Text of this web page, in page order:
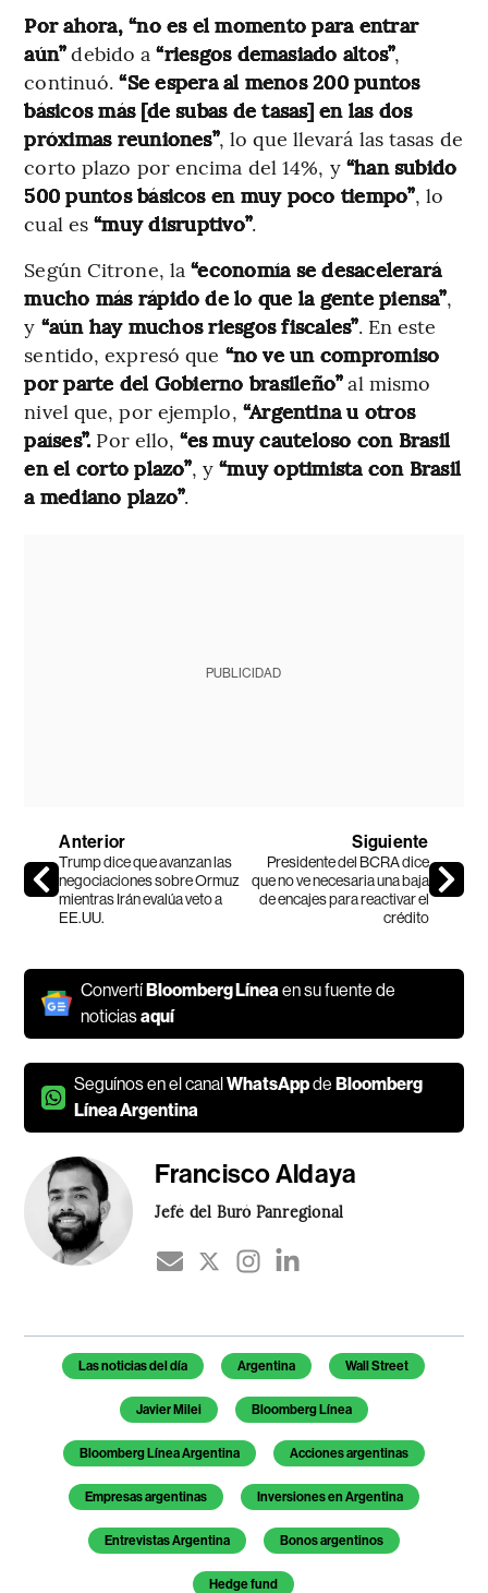
Por ahora, “no es el momento para entrar
aún”debido a“riesgos demasiado altos”,
continuó.“Se espera al menos 200 puntos
básicos más [de subas de tasas] en las dos
próximas reuniones”, lo que llevará las tasas de
corto plazo por encima del 14%, y “han subido
500 puntos básicos en muy poco tiempo”, lo
cual es“muy disruptivo”.
Según Citrone, la“economía se desacelerará
mucho más rápido de lo que la gente piensa”,
y “aún hay muchos riesgos fiscales”. En este
sentido, expresó que “no ve un compromiso
por parte del Gobierno brasileño”al mismo
nivel que, por ejemplo, “Argentina u otros
países”. Por ello,“es muy cauteloso con Brasil
en el corto plazo”, y“muy optimista con Brasil
a mediano plazo”.
PUBLICIDAD
Anterior
Trump dice que avanzan las
negociaciones sobre Ormuz
mientras Irán evalúa veto a
EE.UU.
Siguiente
Presidente del BCRA dice
que no ve necesaria una baja
de encajes para reactivar el
crédito
ConvertíBloomberg Líneaen su fuente de
noticiasaquí
Seguínos en el canalWhatsAppdeBloomberg
Línea Argentina
Francisco Aldaya
Jefé del Buró Panregional
Temas de este artículo
Las noticias del día Argentina Wall Street
Javier Milei Bloomberg Línea
Bloomberg Línea Argentina Acciones argentinas
Empresas argentinas Inversiones en Argentina
Entrevistas Argentina Bonos argentinos
Hedge fund